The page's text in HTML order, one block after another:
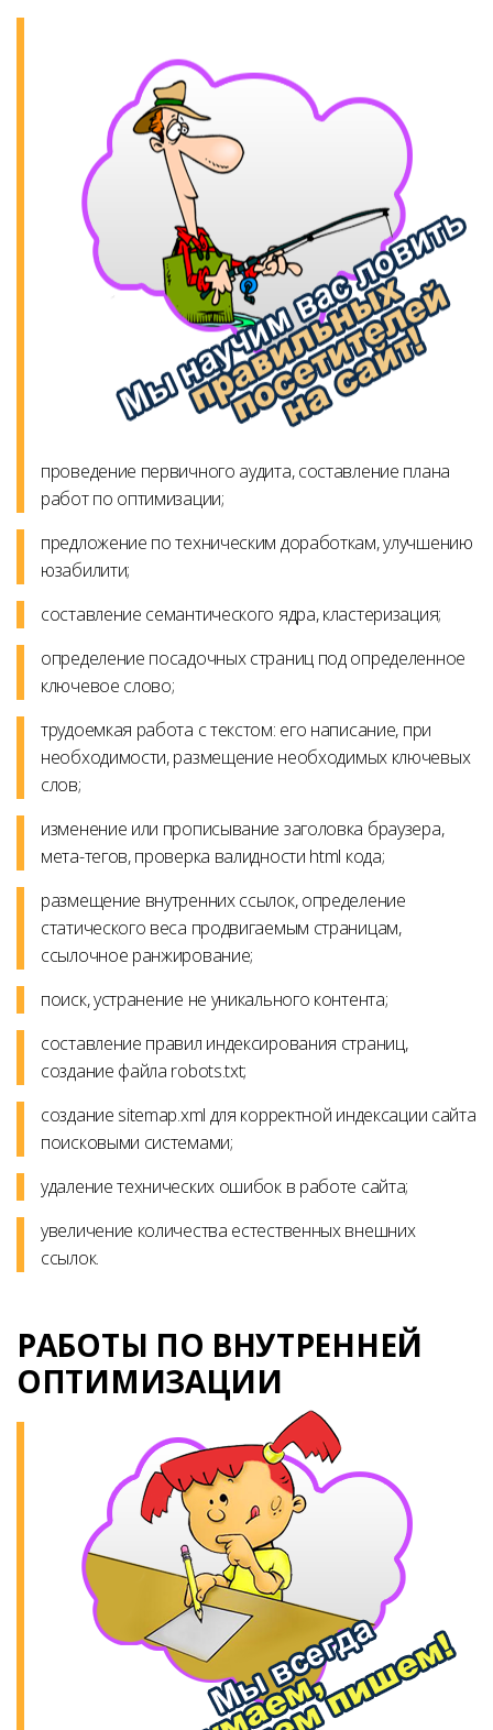
проведение первичного аудита, составление плана
работ по оптимизации;
предложение по техническим доработкам, улучшению
юзабилити;
составление семантического ядра, кластеризация;
определение посадочных страниц под определенное
ключевое слово;
трудоемкая работа с текстом: его написание, при
необходимости, размещение необходимых ключевых
слов;
изменение или прописывание заголовка браузера,
мета-тегов, проверка валидности html кода;
размещение внутренних ссылок, определение
статического веса продвигаемым страницам,
ссылочное ранжирование;
поиск, устранение не уникального контента;
составление правил индексирования страниц,
создание файла robots.txt;
создание sitemap.xml для корректной индексации сайта
поисковыми системами;
удаление технических ошибок в работе сайта;
увеличение количества естественных внешних
ссылок.
РАБОТЫ ПО ВНУТРЕННЕЙ
ОПТИМИЗАЦИИ